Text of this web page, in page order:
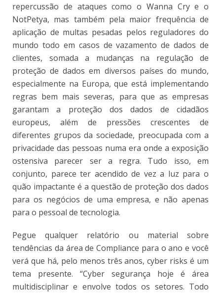
repercussão de ataques como o Wanna Cry e o
NotPetya, mas também pela maior frequência de
aplicação de multas pesadas pelos reguladores do
mundo todo em casos de vazamento de dados de
clientes, somada a mudanças na regulação de
proteção de dados em diversos países do mundo,
especialmente na Europa, que está implementando
regras bem mais severas, para que as empresas
garantam a proteção dos dados de cidadãos
europeus, além de pressões crescentes de
diferentes grupos da sociedade, preocupada com a
privacidade das pessoas numa era onde a exposição
ostensiva parecer ser a regra. Tudo isso, em
conjunto, parece ter acendido de vez a luz para o
quão impactante é a questão de proteção dos dados
para os negócios de uma empresa, e não apenas
para o pessoal de tecnologia.
Pegue qualquer relatório ou material sobre
tendências da área de Compliance para o ano e você
verá que há, pelo menos três anos, cyber risks é um
tema presente. “Cyber segurança hoje é área
multidisciplinar e envolve todos os setores. Todo